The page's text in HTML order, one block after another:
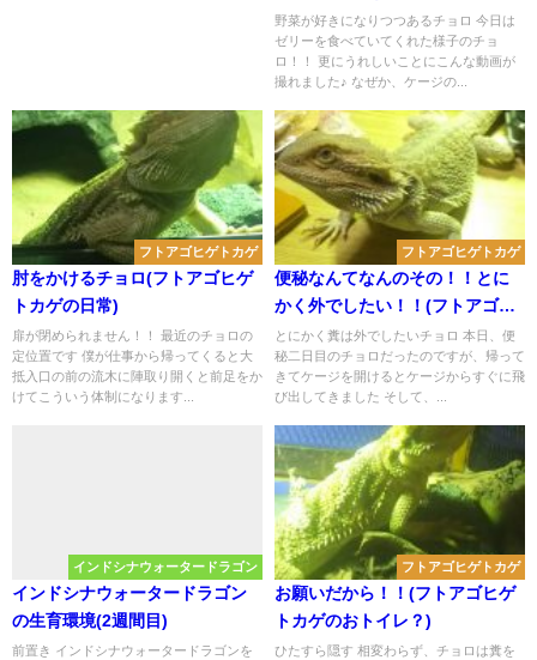
野菜が好きになりつつあるチョロ 今日は
ゼリーを食べていてくれた様子のチョ
ロ！！ 更にうれしいことにこんな動画が
撮れました♪ なぜか、ケージの...
フトアゴヒゲトカゲ
肘をかけるチョロ(フトアゴヒゲ
トカゲの日常)
扉が閉められません！！ 最近のチョロの
定位置です 僕が仕事から帰ってくると大
抵入口の前の流木に陣取り開くと前足をか
けてこういう体制になります...
フトアゴヒゲトカゲ
便秘なんてなんのその！！とに
かく外でしたい！！(フトアゴヒ
ゲトカゲの便秘)
とにかく糞は外でしたいチョロ 本日、便
秘二日目のチョロだったのですが、帰って
きてケージを開けるとケージからすぐに飛
び出してきました そして、...
インドシナウォータードラゴン
インドシナウォータードラゴン
の生育環境(2週間目)
前置き インドシナウォータードラゴンを
フトアゴヒゲトカゲ
お願いだから！！(フトアゴヒゲ
トカゲのおトイレ？)
ひたすら隠す 相変わらず、チョロは糞を